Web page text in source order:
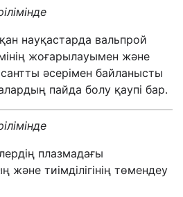
науқастарда вальпрой
жоғарылауымен және
әсерімен байланысты
пайда болу қаупі бар.
плазмадағы
және тиімділігінің төмендеу